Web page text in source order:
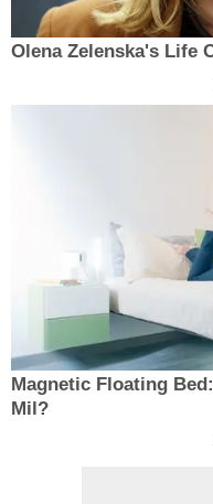
Olena Zelenska's Life
Magnetic Floating
Mil?